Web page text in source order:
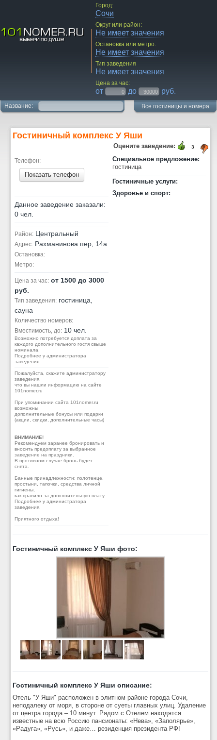
Город:
Сочи
Округ или район:
Не имеет значения
Остановка или метро:
Не имеет значения
Тип заведения
Не имеет значения
Цена за час:
от до руб.
Название: Все гостиницы и номера
Гостиничный комплекс У Яши
3
Оцените заведение:
Телефон:
Показать телефон
Данное заведение заказали:
0 чел.
Район: Центральный
Адрес: Рахманинова пер, 14а
Остановка:
Метро:
Цена за час: от 1500 до 3000
руб.
Тип заведения: гостиница,
сауна
Количество номеров:
Вместимость, до: 10 чел.
Возможно потребуется доплата за
каждого дополнительного гостя свыше
номинала.
Подробнее у администратора
заведения.
Пожалуйста, скажите администратору
заведения,
что вы нашли информацию на сайте
101nomer.ru
При упоминании сайта 101nomer.ru
возможны
дополнительные бонусы или подарки
(акции, скидки, дополнительные часы)
ВНИМАНИЕ!
Рекомендуем заранее бронировать и
вносить предоплату за выбранное
заведение на праздники.
В противном случае бронь будет
снята.
Банные принадлежности: полотенце,
простыни, тапочки, средства личной
гигиены,
как правило за дополнительную плату.
Подробнее у администратора
заведения.
Приятного отдыха!
Специальное предложение:
гостиница
Гостиничные услуги:
Здоровье и спорт:
Гостиничный комплекс У Яши фото:
Гостиничный комплекс У Яши описание:
Отель "У Яши" расположен в элитном районе города Сочи,
неподалеку от моря, в стороне от суеты главных улиц. Удаление
от центра города – 10 минут. Рядом с Отелем находятся
известные на всю Россию пансионаты: «Нева», «Заполярье»,
«Радуга», «Русь», и даже… резиденция президента РФ!